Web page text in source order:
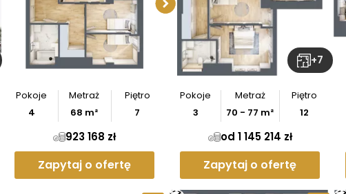
Pobierzrzut
Pokoje
4
Metraż
68 m²
Piętro
7
923 168 zł
Zapytaj o ofertę
+7
Pokoje
3
Metraż
70 - 77 m²
Piętro
12
od 1 145 214 zł
Zapytaj o ofertę